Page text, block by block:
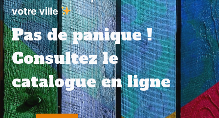
votre ville
Pas de panique !
Consultez le
catalogue en ligne